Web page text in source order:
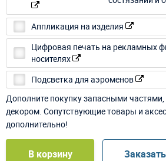
Аппликация на изделия
Цифровая печать на рекламных
носителях
Подсветка для аэроменов
Дополните покупку запасными
декором. Сопутствующие товары и
дополнительно!
В корзину